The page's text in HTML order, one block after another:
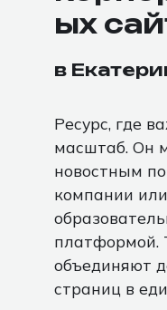
ых
в
Ресурс, где
масштаб. Он
новостным
компании или
платформой.
объединяют
страниц в